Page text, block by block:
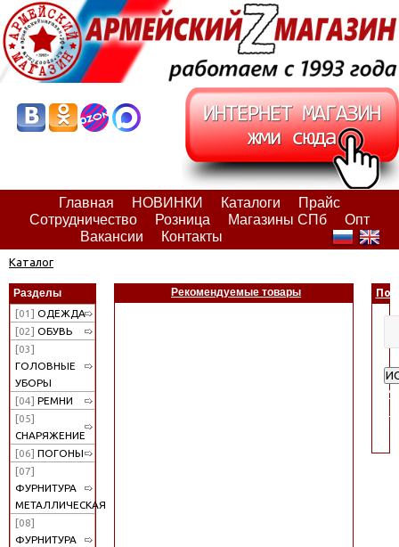
Главная НОВИНКИ Каталоги
Прайс
Сотрудничество
Розница Магазины СПб
Опт
Вакансии
Контакты
Каталог
Разделы
[01] ОДЕЖДА
[02] ОБУВЬ
[03]
ГОЛОВНЫЕ
УБОРЫ
[04] РЕМНИ
[05]
СНАРЯЖЕНИЕ
[06] ПОГОНЫ
[07]
ФУРНИТУРА
МЕТАЛЛИЧЕСКАЯ
[08]
ФУРНИТУРА
Рекомендуемые товары